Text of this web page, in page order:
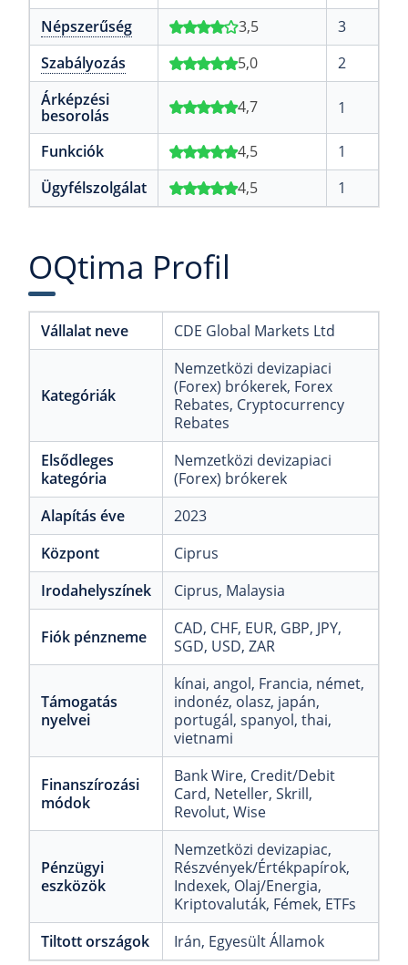
Népszerűség 3,5
3
Szabályozás
5,0
2
Árképzési
besorolás
4,7 1
Funkciók 4,5
1
Ügyfélszolgálat
4,5 1
OQtima Profil
Vállalat neve CDE Global Markets Ltd
Kategóriák
Nemzetközi devizapiaci
(Forex) brókerek, Forex
Rebates, Cryptocurrency
Rebates
Elsődleges
kategória
Nemzetközi devizapiaci
(Forex) brókerek
Alapítás éve
2023
Központ
Ciprus
Irodahelyszínek
Ciprus, Malaysia
Fiók pénzneme CAD, CHF, EUR, GBP, JPY,
SGD, USD, ZAR
Támogatás
nyelvei
kínai, angol, Francia, német,
indonéz, olasz, japán,
portugál, spanyol, thai,
vietnami
Finanszírozási
módok
Bank Wire, Credit/Debit
Card, Neteller, Skrill,
Revolut, Wise
Pénzügyi
eszközök
Nemzetközi devizapiac,
Részvények/Értékpapírok,
Indexek, Olaj/Energia,
Kriptovaluták, Fémek, ETFs
Tiltott országok
Irán, Egyesült Államok